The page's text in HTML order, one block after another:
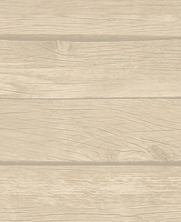
Berimbau de Bimba
Autor : Mestre Elias
Berimbau falou
Voador (Capoeira Nagô)
mandou se benzer
Autor : Boa Voz (Abada)
Berimbau tocou
meu espinho de laranjeira